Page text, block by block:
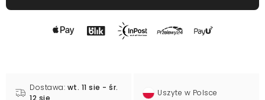
Dostawa: wt. 11 sie - śr.
Uszyte w Polsce